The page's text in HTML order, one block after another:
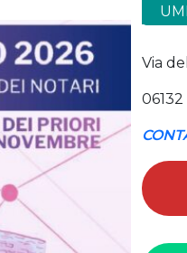
Via